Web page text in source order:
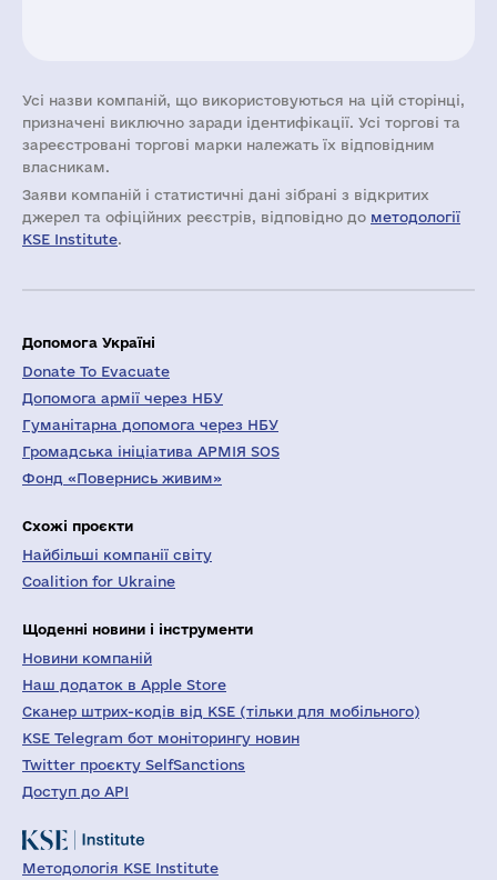
Усі назви компаній, що використовуються на цій сторінці,
призначені виключно заради ідентифікації. Усі торгові та
зареєстровані торгові марки належать їх відповідним
власникам.
Заяви компаній i статистичні дані зібрані з відкритих
джерел та офіційних реєстрів, відповідно до методології
KSE Institute.
Допомога Україні
Donate To Evacuate
Допомога армії через НБУ
Гуманітарна допомога через НБУ
Громадська ініціатива АРМІЯ SOS
Фонд «Повернись живим»
Схожі проєкти
Найбільші компанії світу
Coalition for Ukraine
Щоденні новини і інструменти
Новини компаній
Наш додаток в Apple Store
Сканер штрих-кодів від KSE (тільки для мобільного)
KSE Telegram бот моніторингу новин
Twitter проєкту SelfSanctions
Доступ до API
Методологія KSE Institute